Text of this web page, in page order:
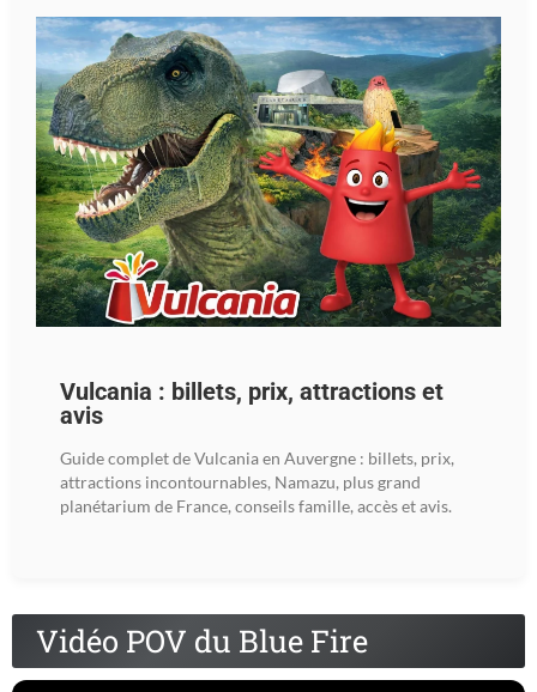
Vulcania : billets, prix, attractions et
avis
Guide complet de Vulcania en Auvergne : billets, prix,
attractions incontournables, Namazu, plus grand
planétarium de France, conseils famille, accès et avis.
Vidéo POV du Blue Fire